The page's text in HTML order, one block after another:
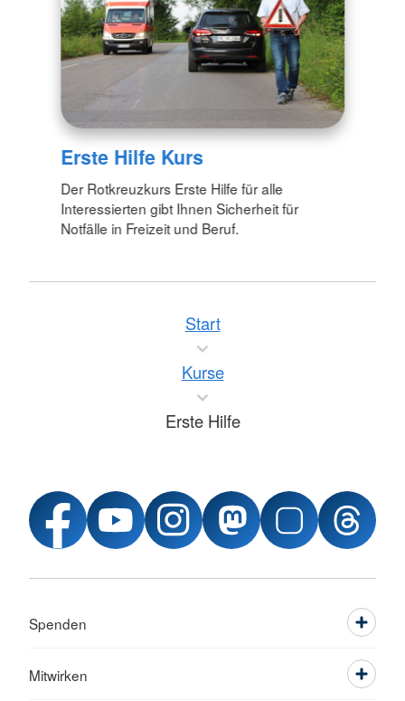
Erste Hilfe Kurs
Der Rotkreuzkurs Erste Hilfe für alle
Interessierten gibt Ihnen Sicherheit für
Notfälle in Freizeit und Beruf.
Start
Kurse
Erste Hilfe
Spenden
Mitwirken